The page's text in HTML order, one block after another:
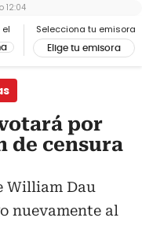
el Selecciona tu emisora
Elige tu emisora
12:04
por
de censura
William Dau
nuevamente al